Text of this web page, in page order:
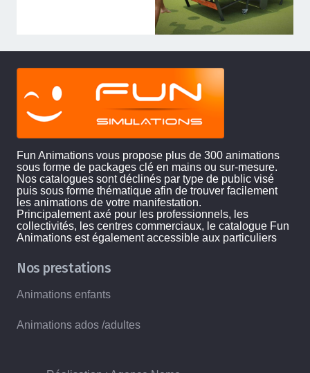
Fun Animations vous propose plus de 300 animations
sous forme de packages clé en mains ou sur-mesure.
Nos catalogues sont déclinés par type de public visé
puis sous forme thématique afin de trouver facilement
les animations de votre manifestation.
Principalement axé pour les professionnels, les
collectivités, les centres commerciaux, le catalogue Fun
Animations est également accessible aux particuliers
Nos prestations
Animations enfants
Animations ados /adultes